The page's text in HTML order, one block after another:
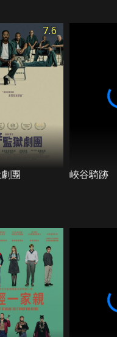
總管卻不敢說出
個秘密，就連他
布雷克就這樣過
像中好端，安德
莊園的大大小
7.6
團 峽谷騎跡